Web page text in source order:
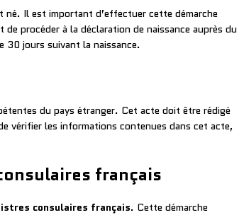
né. Il est important d’effectuer cette démarche
procéder à la déclaration de naissance auprès du
30 jours suivant la naissance.
du pays étranger. Cet acte doit être rédigé
vérifier les informations contenues dans cet acte,
français
consulaires français. Cette démarche